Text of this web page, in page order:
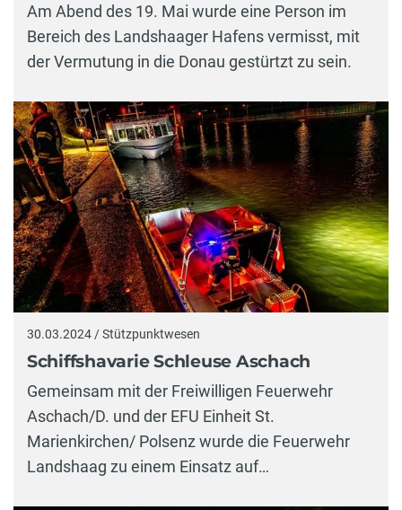
Am Abend des 19. Mai wurde eine Person im
Bereich des Landshaager Hafens vermisst, mit
der Vermutung in die Donau gestürtzt zu sein.
30.03.2024 / Stützpunktwesen
Schiffshavarie Schleuse Aschach
Gemeinsam mit der Freiwilligen Feuerwehr
Aschach/D. und der EFU Einheit St.
Marienkirchen/ Polsenz wurde die Feuerwehr
Landshaag zu einem Einsatz auf…